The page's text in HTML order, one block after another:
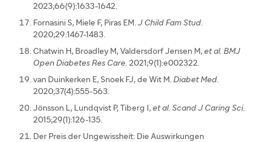
2023;66(9):1633-1642.
Fornasini S, Miele F, Piras EM. J Child Fam Stud.
2020;29:1467-1483.
Chatwin H, Broadley M, Valdersdorf Jensen M, et al. BMJ
Open Diabetes Res Care. 2021;9(1):e002322.
van Duinkerken E, Snoek FJ, de Wit M. Diabet Med.
2020;37(4):555-563.
Jönsson L, Lundqvist P, Tiberg I, et al. Scand J Caring Sci.
2015;29(1):126-135.
Der Preis der Ungewissheit: Die Auswirkungen